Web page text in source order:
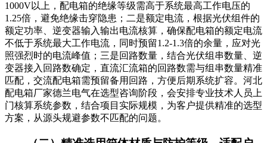
1000V以上，配电箱的绝缘等级需高于系统最高工作电压的
1.25倍，避免绝缘击穿隐患；二是额定电流，根据光伏组件的
额定功率、逆变器输入输出电流核算，确保配电箱的额定电流
不低于系统最大工作电流，同时预留1.2-1.3倍的余量，应对光
照强烈时的电流峰值；三是回路数量，结合光伏组串数量、逆
变器接入回路数确定，直流汇流箱的回路数需与组串数量精准
匹配，交流配电箱需预留备用回路，方便后期系统扩容。河北
配电箱厂家德兰电气在选型咨询阶段，会安排专业技术人员上
门核算系统参数，结合项目实际规模，为客户提供精准的选型
方案，从源头规避参数不匹配的问题。